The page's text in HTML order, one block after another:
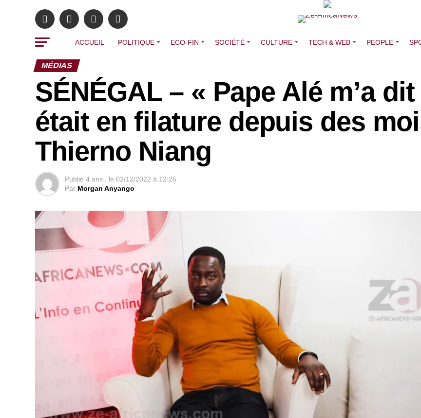
ACCUEIL POLITIQUE ECO-FIN SOCIÉTÉ CULTURE TECH & WEB PEOPLE
MÉDIAS
SÉNÉGAL – « Pape Alé m’a dit
était en filature depuis des
Thierno Niang
Publie 4 ans . le 02/12/2022 à 12:25
Par Morgan Anyango